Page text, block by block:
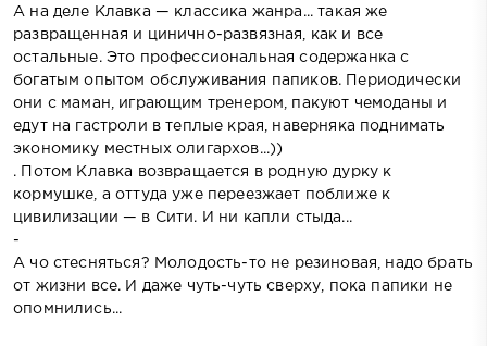
А на деле Клавка — классика жанра... такая же
развращенная и цинично-развязная, как и все
остальные. Это профессиональная содержанка с
богатым опытом обслуживания папиков. Периодически
они с маман, играющим тренером, пакуют чемоданы и
едут на гастроли в теплые края, наверняка поднимать
экономику местных олигархов...))
. Потом Клавка возвращается в родную дурку к
кормушке, а оттуда уже переезжает поближе к
цивилизации — в Сити. И ни капли стыда...
-
А чо стесняться? Молодость-то не резиновая, надо брать
от жизни все. И даже чуть-чуть сверху, пока папики не
опомнились...